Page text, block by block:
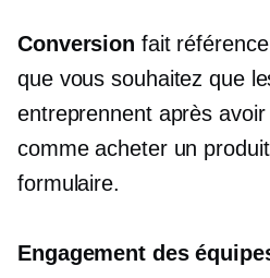
Conversion fait
que vous souhaitez que
entreprennent après
comme acheter un
formulaire.
Engagement des